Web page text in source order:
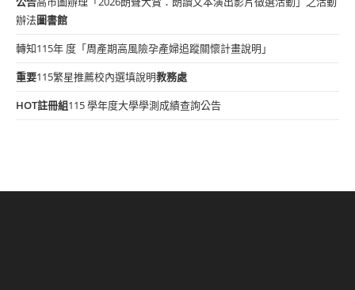
辦法圖書館
轉知115年 度「周產期高風險孕產婦追蹤關懷計畫說明」
重要115繁星推薦校內選填說明教務處
HOT註冊組115 學年度大學學測成績查詢公告